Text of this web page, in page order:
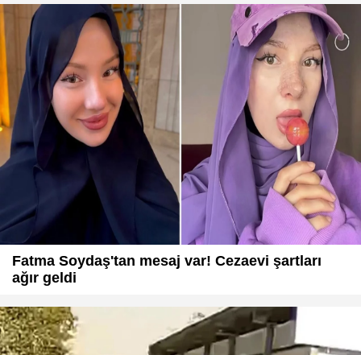
Fatma Soydaş'tan mesaj var! Cezaevi şartları
ağır geldi